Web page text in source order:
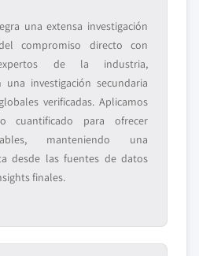
una extensa investigación
compromiso directo con
de la industria,
investigación secundaria
verificadas. Aplicamos
cuantificado para ofrecer
manteniendo una
desde las fuentes de datos
finales.